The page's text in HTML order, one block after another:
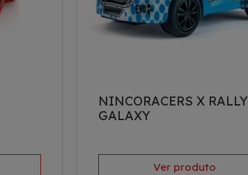
NINCORACERS X RALLY
GALAXY
Ver produto